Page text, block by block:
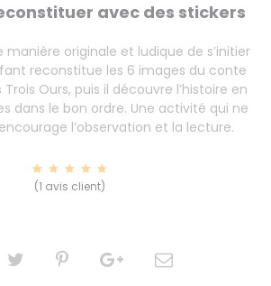
avec des stickers
manière originale et ludique de s’initier
reconstitue les 6 images du conte
Trois Ours, puis il découvre l’histoire en
dans le bon ordre. Une activité qui ne
l’observation et la lecture.
Noté
5.00
1
(1 avis client)